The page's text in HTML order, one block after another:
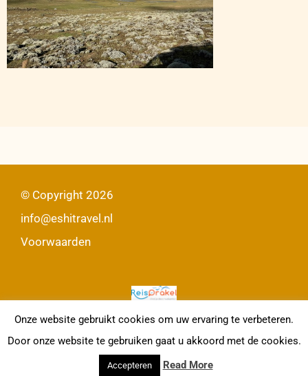
© Copyright 2026
info@eshitravel.nl
Voorwaarden
Onze website gebruikt cookies om uw ervaring te verbeteren.
Door onze website te gebruiken gaat u akkoord met de cookies.
Accepteren Read More
Website ontwerp & ontwikkeling: